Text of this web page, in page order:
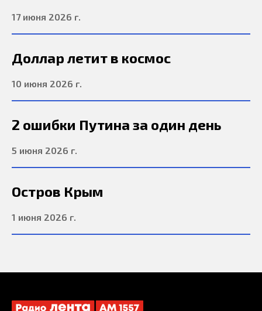
17 июня 2026 г.
Доллар летит в космос
10 июня 2026 г.
2 ошибки Путина за один день
5 июня 2026 г.
Остров Крым
1 июня 2026 г.